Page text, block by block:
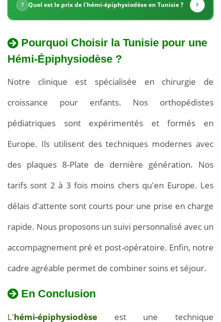
fois
80
7 Quel est le prix de l'hémi-épiphysiodèse en Tunisie ?
Pourquoi Choisir la Tunisie pour une
Hémi-Épiphysiodèse ?
Notre clinique est spécialisée en chirurgie de
croissance pour enfants. Nos orthopédistes
pédiatriques sont expérimentés et formés en
Europe. Ils utilisent des techniques modernes avec
des plaques 8-Plate de dernière génération. Nos
tarifs sont 2 à 3 fois moins chers qu'en Europe. Les
délais d'attente sont courts pour une prise en charge
rapide. Nous proposons un suivi personnalisé avec un
accompagnement pré et post-opératoire. Enfin, notre
cadre agréable permet de combiner soins et séjour.
En Conclusion
L'hémi-épiphysiodèse est une technique